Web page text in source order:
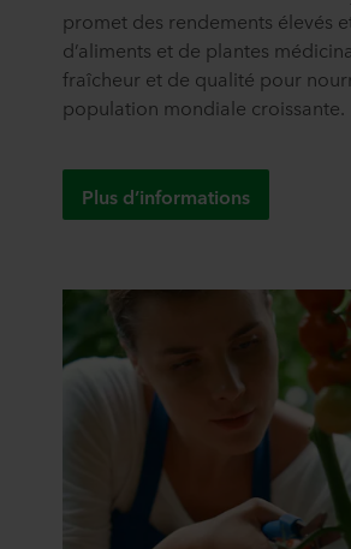
promet des rendements élevés
d’aliments et de plantes
fraîcheur et de qualité pour
population mondiale croissante.
Plus d’informations